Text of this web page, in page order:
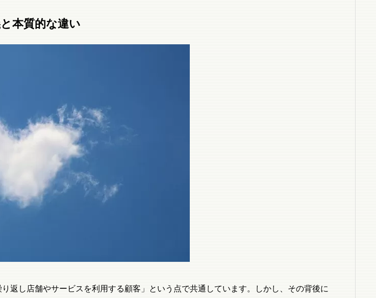
本質的な違い
返し店舗やサービスを利用する顧客」という点で共通しています。しかし、その背後に